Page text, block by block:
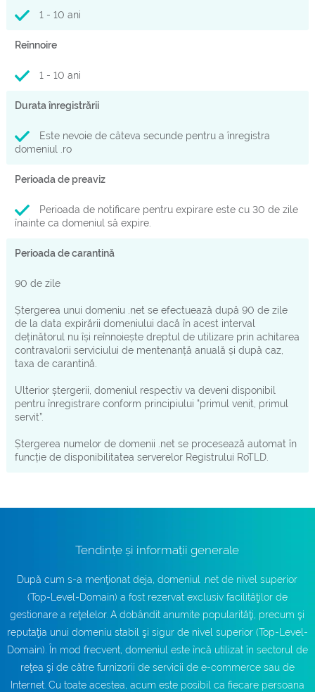
1 - 10 ani
Reînnoire
1 - 10 ani
Durata înregistrării
Este nevoie de câteva secunde pentru a înregistra
domeniul .ro
Perioada de preaviz
Perioada de notificare pentru expirare este cu 30 de zile
înainte ca domeniul să expire.
Perioada de carantină
90 de zile
Ștergerea unui domeniu .net se efectuează după 90 de zile
de la data expirării domeniului dacă în acest interval
deținătorul nu își reînnoiește dreptul de utilizare prin achitarea
contravalorii serviciului de mentenanță anuală și după caz,
taxa de carantină.
Ulterior ștergerii, domeniul respectiv va deveni disponibil
pentru înregistrare conform principiului "primul venit, primul
servit”.
Ștergerea numelor de domenii .net se procesează automat în
funcție de disponibilitatea serverelor Registrului RoTLD.
Tendințe și informații generale
După cum s-a menţionat deja, domeniul .net de nivel superior
(Top-Level-Domain) a fost rezervat exclusiv facilităţilor de
gestionare a reţelelor. A dobândit anumite popularităţi, precum şi
reputaţia unui domeniu stabil şi sigur de nivel superior (Top-Level-
Domain). În mod frecvent, domeniul este încă utilizat în sectorul de
reţea şi de către furnizorii de servicii de e-commerce sau de
Internet. Cu toate acestea, acum este posibil ca fiecare persoana